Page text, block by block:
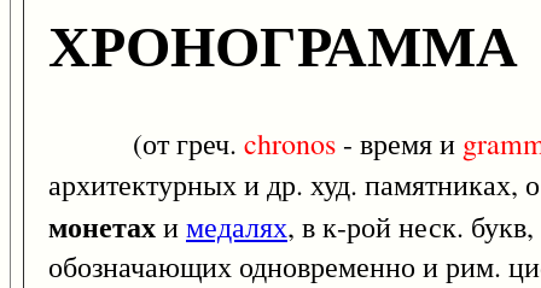
ХРОНОГРАММА
(от греч. chronos - время и
архитектурных и др. худ. памятниках,
монетахимедалях, в к-рой неск.
обозначающих одновременно и рим.